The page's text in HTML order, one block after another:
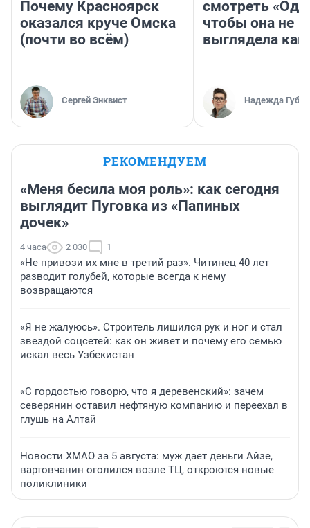
Почему Красноярск
оказался круче Омска
(почти во всём)
Сергей Энквист
смотреть
чтобы она не
выглядела как
Надежда
РЕКОМЕНДУЕМ
«Меня бесила моя роль»: как сегодня
выглядит Пуговка из «Папиных
дочек»
4 часа 2 030 1
«Не привози их мне в третий раз». Читинец 40 лет
разводит голубей, которые всегда к нему
возвращаются
«Я не жалуюсь». Строитель лишился рук и ног и стал
звездой соцсетей: как он живет и почему его семью
искал весь Узбекистан
«С гордостью говорю, что я деревенский»: зачем
северянин оставил нефтяную компанию и переехал в
глушь на Алтай
Новости ХМАО за 5 августа: муж дает деньги Айзе,
вартовчанин оголился возле ТЦ, откроются новые
поликлиники